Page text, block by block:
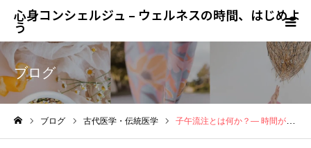
心身コンシェルジュ – ウェルネスの時間、はじめよ
う
ブログ
ブログ 古代医学・伝統医学 子午流注とは何か？― 時間が治療の鍵になる、東洋医学の高度な診断体系 ―